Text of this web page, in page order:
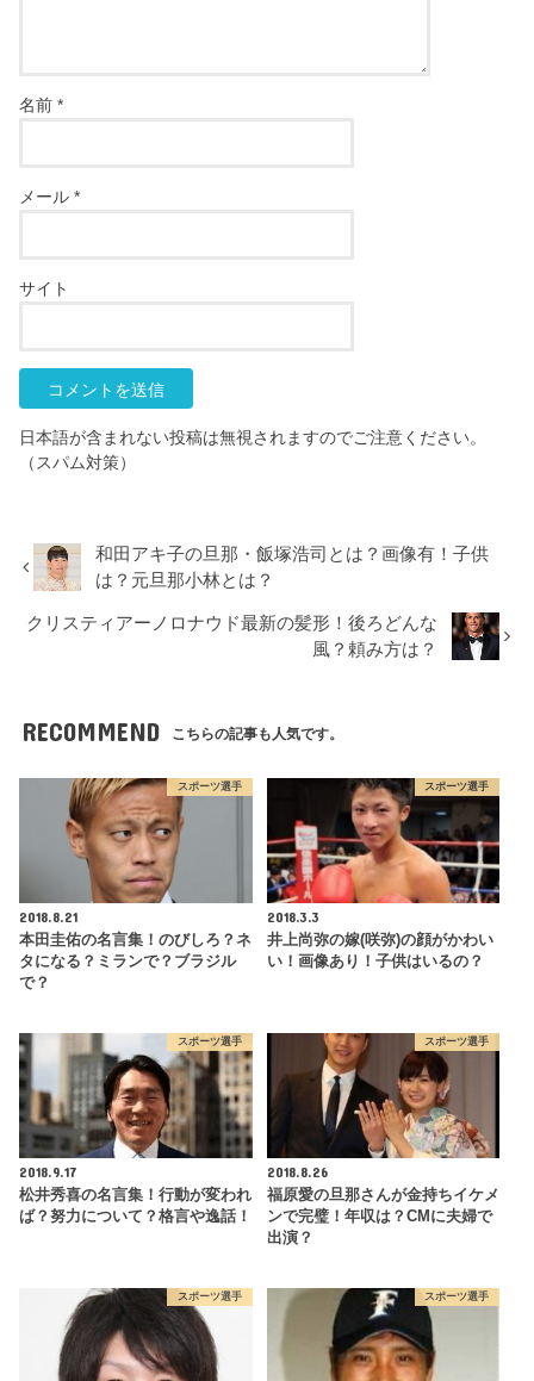
名前*
メール*
サイト
日本語が含まれない投稿は無視されますのでご注意ください。
（スパム対策）
和田アキ子の旦那・飯塚浩司とは？画像有！子供
は？元旦那小林とは？
クリスティアーノロナウド最新の髪形！後ろどんな
風？頼み方は？
RECOMMEND こちらの記事も人気です。
スポーツ選手
2018.8.21
本田圭佑の名言集！のびしろ？ネ
タになる？ミランで？ブラジル
で？
スポーツ選手
2018.3.3
井上尚弥の嫁(咲弥)の顔がかわい
い！画像あり！子供はいるの？
スポーツ選手
2018.9.17
松井秀喜の名言集！行動が変われ
ば？努力について？格言や逸話！
スポーツ選手
2018.8.26
福原愛の旦那さんが金持ちイケメ
ンで完璧！年収は？CMに夫婦で
出演？
スポーツ選手 スポーツ選手